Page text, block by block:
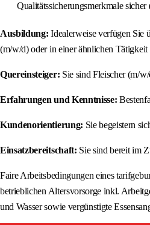
Qualitätssicherungsmerkmale
Ausbildung: Idealerweise verfügen Sie
(m/w/d) oder in einer ähnlichen Tätigkeit
Quereinsteiger: Sie sind Fleischer (m/
Erfahrungen und Kenntnisse:
Kundenorientierung: Sie begeistern
Einsatzbereitschaft: Sie sind bereit im
Faire Arbeitsbedingungen eines
betrieblichen Altersvorsorge inkl.
und Wasser sowie vergünstigte